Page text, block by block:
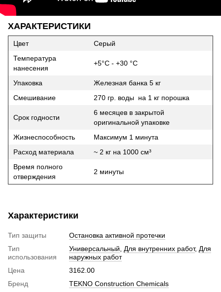
ХАРАКТЕРИСТИКИ
Цвет
Серый
Температура
нанесения
+5°C - +30 °C
Упаковка
Железная банка 5 кг
Смешивание
270 гр. воды на 1 кг порошка
Срок годности
6 месяцев в закрытой
оригинальной упаковке
Жизнеспособность
Максимум 1 минута
Расход материала
~ 2 кг на 1000 см³
Время полного
отверждения
2 минуты
Характеристики
Тип защиты
Остановка активной протечки
Тип
использования
Универсальный, Для внутренних работ, Для
наружных работ
Цена
3162.00
Бренд
TEKNO Construction Chemicals